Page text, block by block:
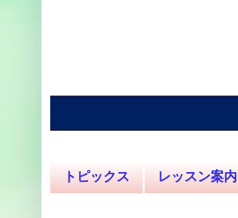
トピックス レッスン案内